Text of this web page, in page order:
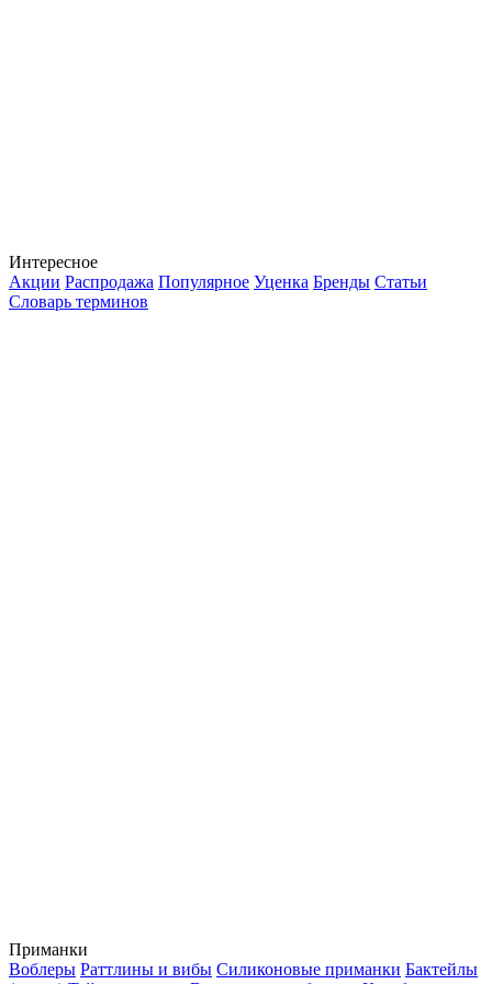
Интересное
Акции Распродажа Популярное Уценка Бренды Статьи
Словарь терминов
Приманки
Воблеры Раттлины и вибы Силиконовые приманки Бактейлы